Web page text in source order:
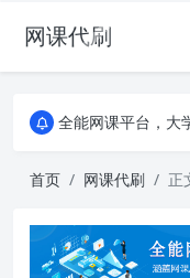
网课代刷
AI论文写作平台，
全能网课平台，大学生网课
全能网课平台，大学生网课
首页 网课代刷 正